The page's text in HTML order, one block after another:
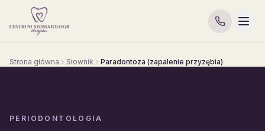
Strona główna Słownik Paradontoza (zapalenie przyzębia)
PERIODONTOLOGIA